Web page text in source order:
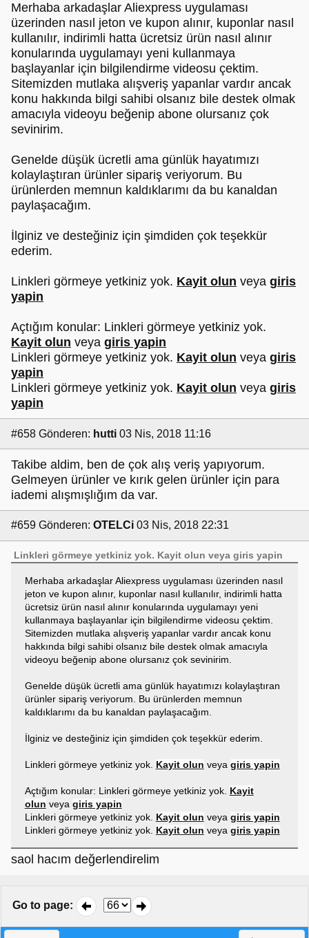
Merhaba arkadaşlar Aliexpress uygulaması
üzerinden nasıl jeton ve kupon alınır, kuponlar nasıl
kullanılır, indirimli hatta ücretsiz ürün nasıl alınır
konularında uygulamayı yeni kullanmaya
başlayanlar için bilgilendirme videosu çektim.
Sitemizden mutlaka alışveriş yapanlar vardır ancak
konu hakkında bilgi sahibi olsanız bile destek olmak
amacıyla videoyu beğenip abone olursanız çok
sevinirim.
Genelde düşük ücretli ama günlük hayatımızı
kolaylaştıran ürünler sipariş veriyorum. Bu
ürünlerden memnun kaldıklarımı da bu kanaldan
paylaşacağım.
İlginiz ve desteğiniz için şimdiden çok teşekkür
ederim.
Linkleri görmeye yetkiniz yok. Kayit olun veya giris
yapin
Açtığım konular: Linkleri görmeye yetkiniz yok.
Kayit olun veya giris yapin
Linkleri görmeye yetkiniz yok. Kayit olun veya giris
yapin
Linkleri görmeye yetkiniz yok. Kayit olun veya giris
yapin
#658 Gönderen: hutti 03 Nis, 2018 11:16
Takibe aldim, ben de çok alış veriş yapıyorum.
Gelmeyen ürünler ve kırık gelen ürünler için para
iademi alışmışlığım da var.
#659 Gönderen: OTELCi 03 Nis, 2018 22:31
Linkleri görmeye yetkiniz yok. Kayit olun veyagiris yapin
Merhaba arkadaşlar Aliexpress uygulaması üzerinden nasıl
jeton ve kupon alınır, kuponlar nasıl kullanılır, indirimli hatta
ücretsiz ürün nasıl alınır konularında uygulamayı yeni
kullanmaya başlayanlar için bilgilendirme videosu çektim.
Sitemizden mutlaka alışveriş yapanlar vardır ancak konu
hakkında bilgi sahibi olsanız bile destek olmak amacıyla
videoyu beğenip abone olursanız çok sevinirim.
Genelde düşük ücretli ama günlük hayatımızı kolaylaştıran
ürünler sipariş veriyorum. Bu ürünlerden memnun
kaldıklarımı da bu kanaldan paylaşacağım.
İlginiz ve desteğiniz için şimdiden çok teşekkür ederim.
Linkleri görmeye yetkiniz yok. Kayit olun veya giris yapin
Açtığım konular: Linkleri görmeye yetkiniz yok. Kayit
olun veya giris yapin
Linkleri görmeye yetkiniz yok. Kayit olun veya giris yapin
Linkleri görmeye yetkiniz yok. Kayit olun veya giris yapin
saol hacım değerlendirelim
Go to page: